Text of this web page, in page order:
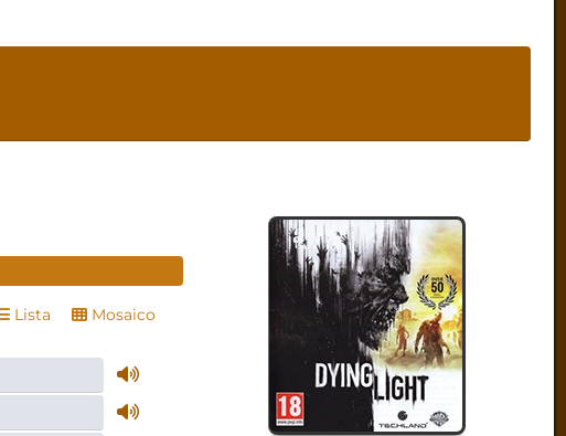
Lista Mosaico